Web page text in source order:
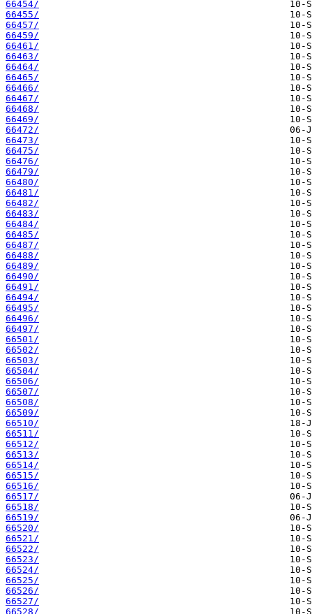
66454/
66455/
66457/
66459/
66461/
66463/
66464/
66465/
66466/
66467/
66468/
66469/
66472/
66473/
66475/
66476/
66479/
66480/
66481/
66482/
66483/
66484/
66485/
66487/
66488/
66489/
66490/
66491/
66494/
66495/
66496/
66497/
66501/
66502/
66503/
66504/
66506/
66507/
66508/
66509/
66510/
66511/
66512/
66513/
66514/
66515/
66516/
66517/
66518/
66519/
66520/
66521/
66522/
66523/
66524/
66525/
66526/
66527/
66528/